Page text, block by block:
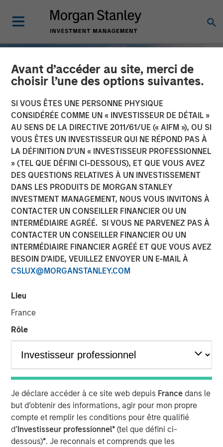
Avant d’accéder au site, merci de
choisir l’une des options suivantes.
SI VOUS ÊTES UNE PERSONNE PHYSIQUE
CONSIDÉRÉE COMME UN « INVESTISSEUR DE DÉTAIL »
AU SENS DE LA DIRECTIVE 2011/61/UE (« AIFM »), OU SI
VOUS ÊTES UN INVESTISSEUR QUI NE RÉPOND PAS À
LA DÉFINITION D’UN « INVESTISSEUR PROFESSIONNEL
» (TEL QUE DÉFINI CI-DESSOUS), ET QUE VOUS AVEZ
DES QUESTIONS RELATIVES À UN INVESTISSEMENT
DANS LES PRODUITS DE MORGAN STANLEY
INVESTMENT MANAGEMENT, NOUS VOUS INVITONS À
CONTACTER UN CONSEILLER FINANCIER OU UN
INTERMÉDIAIRE AGRÉÉ. SI VOUS NE PARVENEZ PAS À
CONTACTER UN CONSEILLER FINANCIER OU UN
INTERMÉDIAIRE FINANCIER AGRÉÉ ET QUE VOUS AVEZ
BESOIN D’AIDE, VEUILLEZ ENVOYER UN E-MAIL À
CSLUX@MORGANSTANLEY.COM
Lieu
France
Rôle
Je déclare accéder à ce site web depuis France dans le
but d’obtenir des informations, agir pour mon propre
compte et remplir les conditions pour être qualifié
d’Investisseur professionnel*(tel que défini ci-
dessous)*. Je reconnais et comprends que les
INSIGHTS
2025 Fixed Income
Engagement Report
12 OCTOBRE 2025
The Author
Managing Director
Over the past twelve months, the MSIM Fixed Income
team 1continued to leverage our US$220 billion AUM
2 to have meaningful dialogues with bond issuers
on ESG topics that we believe are most relevant to their
business and financing activities. 3